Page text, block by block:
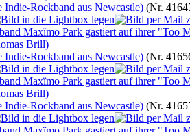
Rockband aus Newcastle) (Nr.
Rockband aus Newcastle) (Nr.
Rockband aus Newcastle) (Nr.